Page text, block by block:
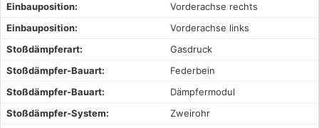
Einbauposition:
Vorderachse rechts
Einbauposition:
Vorderachse links
Stoßdämpferart:
Gasdruck
Stoßdämpfer-Bauart:
Federbein
Stoßdämpfer-Bauart:
Dämpfermodul
Stoßdämpfer-System:
Zweirohr